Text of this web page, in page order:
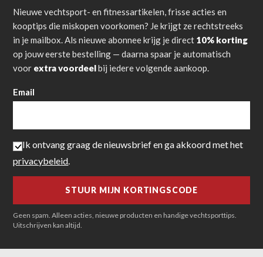
Nieuwe vechtsport- en fitnessartikelen, frisse acties en
kooptips die miskopen voorkomen? Je krijgt ze rechtstreeks
in je mailbox. Als nieuwe abonnee krijg je direct 10% korting
op jouw eerste bestelling — daarna spaar je automatisch
voor extra voordeelbij iedere volgende aankoop.
Email
Ik ontvang graag de nieuwsbrief en ga akkoord met het
privacybeleid.
Geen spam. Alleen acties, nieuwe producten en handige vechtsporttips.
Uitschrijven kan altijd.